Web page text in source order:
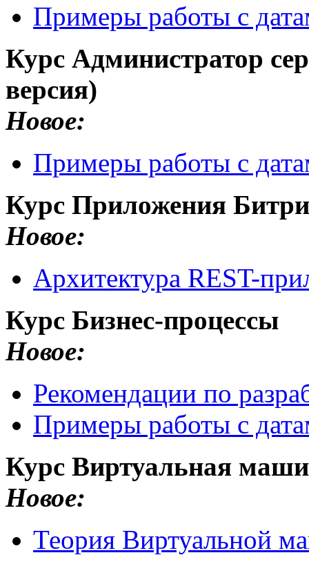
Примеры работы с
Курс Администратор
версия)
Новое:
Примеры работы с
Курс Приложения
Новое:
Aрхитектура REST-
Курс Бизнес-процессы
Новое:
Рекомендации по
Примеры работы с
Курс Виртуальная
Новое:
Теория Виртуальной